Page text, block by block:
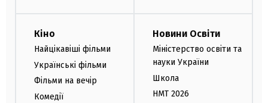
Кіно
Найцікавіші фільми
Українські фільми
Фільми на вечір
Комедії
Новини Освіти
Міністерство освіти та
науки України
Школа
НМТ 2026